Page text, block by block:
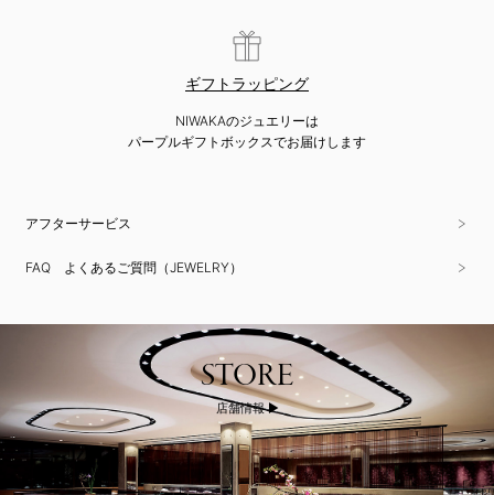
ギフトラッピング
NIWAKAのジュエリーは
パープルギフトボックスでお届けします
アフターサービス
FAQ よくあるご質問（JEWELRY）
STORE
店舗情報 ▶